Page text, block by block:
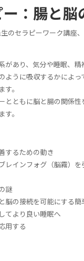
：腸と脳
のセラピーワーク講座
があり、気分や睡眠、精
ように吸収するかによ
。
とともに脳と腸の関係
。
するための動き
レインフォグ（脳霧）
謎
脳の接続を可能にする簡
てより良い睡眠へ
用する